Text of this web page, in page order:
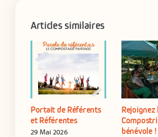
Articles similaires
Portait de Référents
et Référentes
29 Mai 2026
Rejoignez
bénévole !